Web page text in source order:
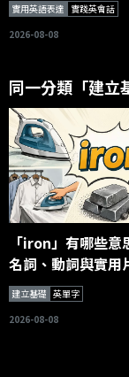
實用英語表達 實踐英會話
2026-08-08
同一分類「建立
「iron」有哪些
名詞、動詞與實用
建立基礎 英單字
2026-08-08